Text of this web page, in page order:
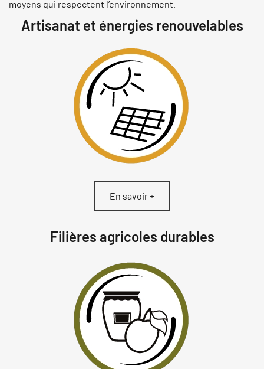
moyens qui respectent l’environnement.
Artisanat et énergies renouvelables
En savoir +
Filières agricoles durables